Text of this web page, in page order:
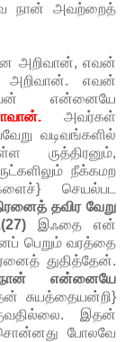
நான் அவற்றைத்
அறிவான், எவன்
எவன்
என்னையே
அவர்கள்
வடிவங்களில்
ருத்திரனும்,
நீக்கமற
செயல்பட
தவிர வேறு
இஃதை என்
பெறும் வரத்தை
துதித்தேன்.
நான் என்னையே
சுயத்தையன்றி}
இதன்
போலவே